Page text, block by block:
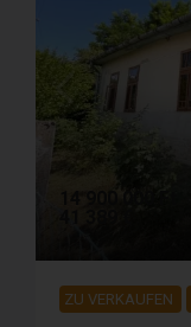
ZU VERKAUFEN